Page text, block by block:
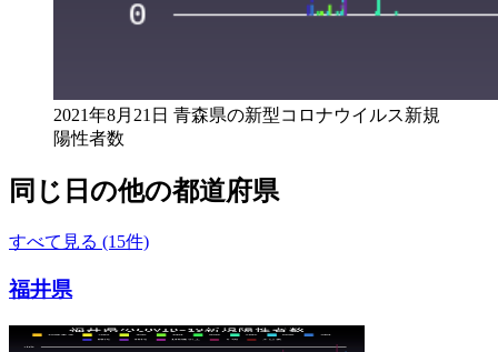
2021年8月21日 青森県の新型コロナウイルス新規
陽性者数
同じ日の他の都道府県
すべて見る (15件)
福井県